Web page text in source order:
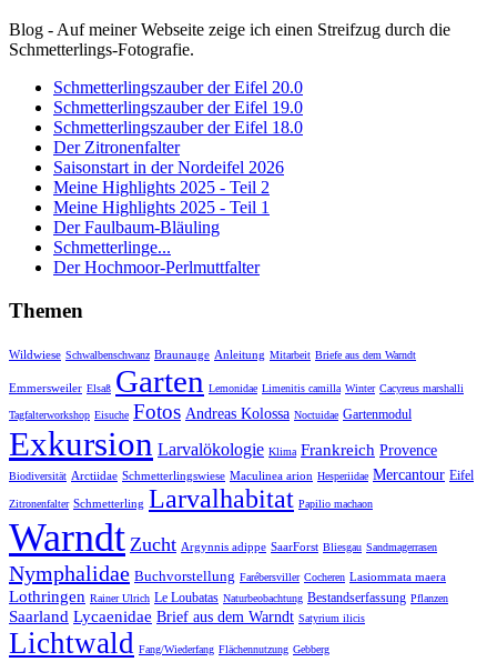
Blog - Auf meiner Webseite zeige ich einen Streifzug durch die
Schmetterlings-Fotografie.
Schmetterlingszauber der Eifel 20.0
Schmetterlingszauber der Eifel 19.0
Schmetterlingszauber der Eifel 18.0
Der Zitronenfalter
Saisonstart in der Nordeifel 2026
Meine Highlights 2025 - Teil 2
Meine Highlights 2025 - Teil 1
Der Faulbaum-Bläuling
Schmetterlinge...
Der Hochmoor-Perlmuttfalter
Themen
Wildwiese Schwalbenschwanz Braunauge Anleitung Mitarbeit Briefe aus dem Warndt
Emmersweiler Elsaß Garten Lemonidae Limenitis camilla Winter Cacyreus marshalli
Tagfalterworkshop Eisuche Fotos Andreas Kolossa Noctuidae Gartenmodul
Exkursion Larvalökologie Klima Frankreich Provence
Biodiversität Arctiidae Schmetterlingswiese Maculinea arion Hesperiidae Mercantour Eifel
Zitronenfalter Schmetterling Larvalhabitat Papilio machaon
Warndt Zucht Argynnis adippe SaarForst Bliesgau Sandmagerrasen
Nymphalidae Buchvorstellung Farébersviller Cocheren Lasiommata maera
Lothringen Rainer Ulrich Le Loubatas Naturbeobachtung Bestandserfassung Pflanzen
Saarland Lycaenidae Brief aus dem Warndt Satyrium ilicis
Lichtwald Fang/Wiederfang Flächennutzung Gebberg